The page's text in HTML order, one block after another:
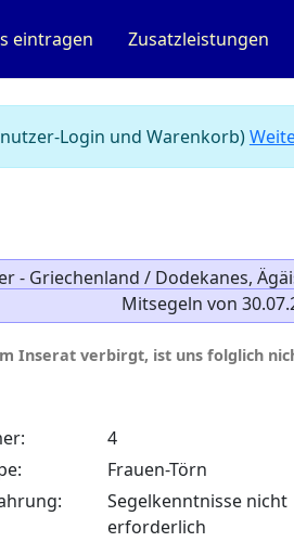
eintragen Zusatzleistungen
Login und Warenkorb)
- Griechenland / Dodekanes,
Mitsegeln von
Inserat verbirgt, ist uns folglich
4
Frauen-Törn
Segelkenntnisse nicht
erforderlich